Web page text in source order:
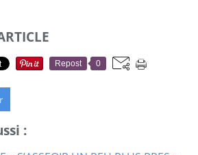
Repost 0
: